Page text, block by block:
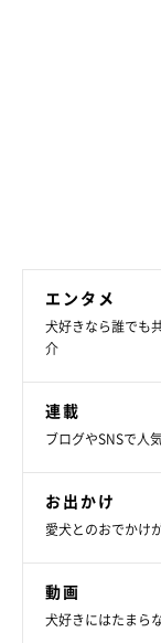
エンタメ
犬好きなら誰でも
介
連載
ブログやSNSで人
お出かけ
愛犬とのおでかけ
動画
犬好きにはたまら